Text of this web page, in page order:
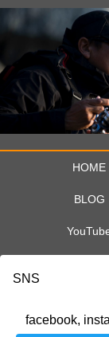
HOME
BLOG
SNS
facebook,